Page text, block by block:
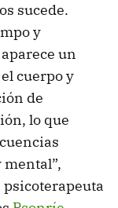
sucede.
y
un
cuerpo y
de
lo que
psicoterapeuta